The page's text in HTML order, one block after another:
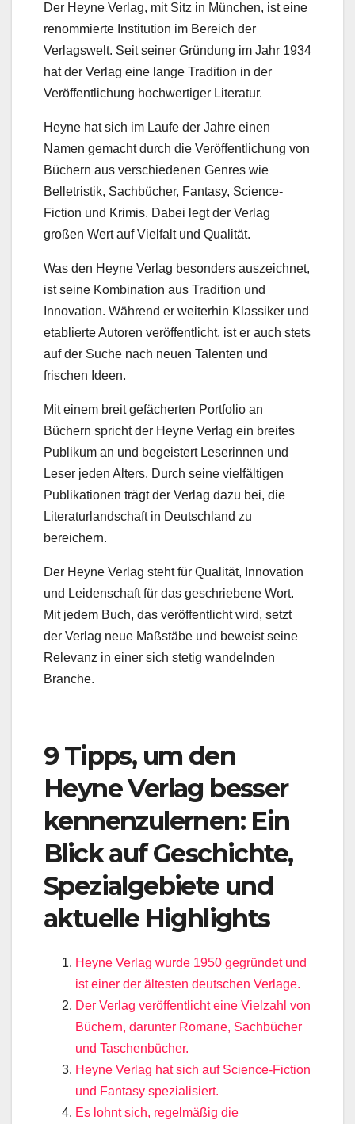
Der Heyne Verlag, mit Sitz in München, ist eine
renommierte Institution im Bereich der
Verlagswelt. Seit seiner Gründung im Jahr 1934
hat der Verlag eine lange Tradition in der
Veröffentlichung hochwertiger Literatur.
Heyne hat sich im Laufe der Jahre einen
Namen gemacht durch die Veröffentlichung von
Büchern aus verschiedenen Genres wie
Belletristik, Sachbücher, Fantasy, Science-
Fiction und Krimis. Dabei legt der Verlag
großen Wert auf Vielfalt und Qualität.
Was den Heyne Verlag besonders auszeichnet,
ist seine Kombination aus Tradition und
Innovation. Während er weiterhin Klassiker und
etablierte Autoren veröffentlicht, ist er auch stets
auf der Suche nach neuen Talenten und
frischen Ideen.
Mit einem breit gefächerten Portfolio an
Büchern spricht der Heyne Verlag ein breites
Publikum an und begeistert Leserinnen und
Leser jeden Alters. Durch seine vielfältigen
Publikationen trägt der Verlag dazu bei, die
Literaturlandschaft in Deutschland zu
bereichern.
Der Heyne Verlag steht für Qualität, Innovation
und Leidenschaft für das geschriebene Wort.
Mit jedem Buch, das veröffentlicht wird, setzt
der Verlag neue Maßstäbe und beweist seine
Relevanz in einer sich stetig wandelnden
Branche.
9 Tipps, um den
Heyne Verlag besser
kennenzulernen: Ein
Blick auf Geschichte,
Spezialgebiete und
aktuelle Highlights
Heyne Verlag wurde 1950 gegründet und
ist einer der ältesten deutschen Verlage.
Der Verlag veröffentlicht eine Vielzahl von
Büchern, darunter Romane, Sachbücher
und Taschenbücher.
Heyne Verlag hat sich auf Science-Fiction
und Fantasy spezialisiert.
Es lohnt sich, regelmäßig die